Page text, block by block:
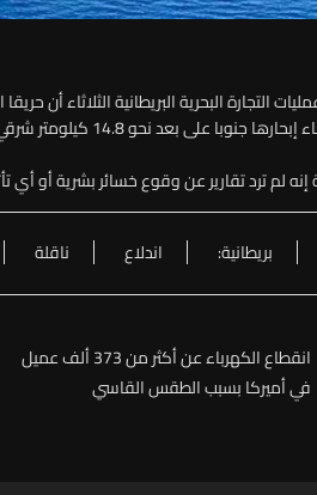
التجارة البحرية البريطانية الثلاثاء أن
على بعد نحو 14.8 كيلومتر شرقي ليما في سلطنة عمان.
إنه لم ترد تقارير عن وقوع خسائر بشرية أو أي
بريطانية: اندلاع ناقلة
انقطاع الكهرباء عن أكثر من 373 ألف عميل
في أميركا بسبب الطقس القاسي